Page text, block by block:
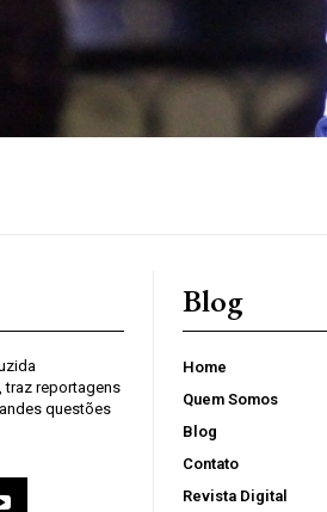
traz reportagens
questões
Blog
Home
Quem Somos
Blog
Contato
Revista Digital